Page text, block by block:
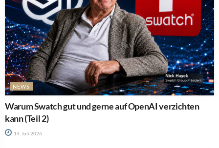
NEWS
Warum Swatch gut und gerne auf OpenAI verzichten
kann (Teil 2)
14. Juli 2026